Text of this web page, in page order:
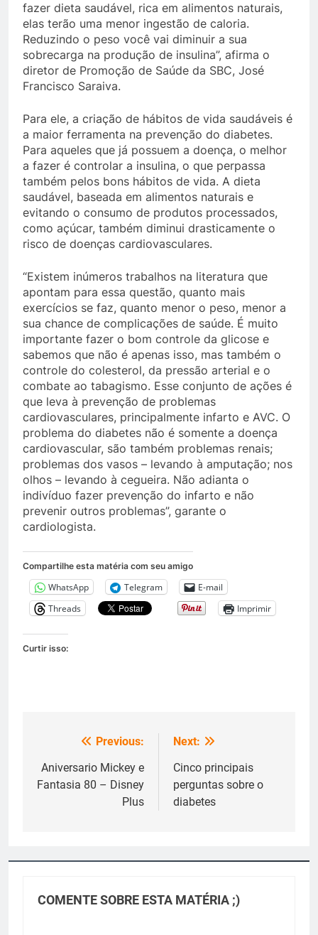
fazer dieta saudável, rica em alimentos naturais,
elas terão uma menor ingestão de caloria.
Reduzindo o peso você vai diminuir a sua
sobrecarga na produção de insulina”, afirma o
diretor de Promoção de Saúde da SBC, José
Francisco Saraiva.
Para ele, a criação de hábitos de vida saudáveis é
a maior ferramenta na prevenção do diabetes.
Para aqueles que já possuem a doença, o melhor
a fazer é controlar a insulina, o que perpassa
também pelos bons hábitos de vida. A dieta
saudável, baseada em alimentos naturais e
evitando o consumo de produtos processados,
como açúcar, também diminui drasticamente o
risco de doenças cardiovasculares.
“Existem inúmeros trabalhos na literatura que
apontam para essa questão, quanto mais
exercícios se faz, quanto menor o peso, menor a
sua chance de complicações de saúde. É muito
importante fazer o bom controle da glicose e
sabemos que não é apenas isso, mas também o
controle do colesterol, da pressão arterial e o
combate ao tabagismo. Esse conjunto de ações é
que leva à prevenção de problemas
cardiovasculares, principalmente infarto e AVC. O
problema do diabetes não é somente a doença
cardiovascular, são também problemas renais;
problemas dos vasos – levando à amputação; nos
olhos – levando à cegueira. Não adianta o
indivíduo fazer prevenção do infarto e não
prevenir outros problemas”, garante o
cardiologista.
Compartilhe esta matéria com seu amigo
WhatsApp Telegram
E-mail
Threads
Imprimir
Curtir isso:
Navegação
de
Previous:
Aniversario Mickey e
Fantasia 80 – Disney
Plus
Next:
Cinco principais
perguntas sobre o
diabetes
COMENTE SOBRE ESTA MATÉRIA ;)